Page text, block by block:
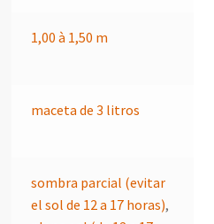
1,00 à 1,50 m
maceta de 3 litros
sombra parcial (evitar
el sol de 12 a 17 horas),